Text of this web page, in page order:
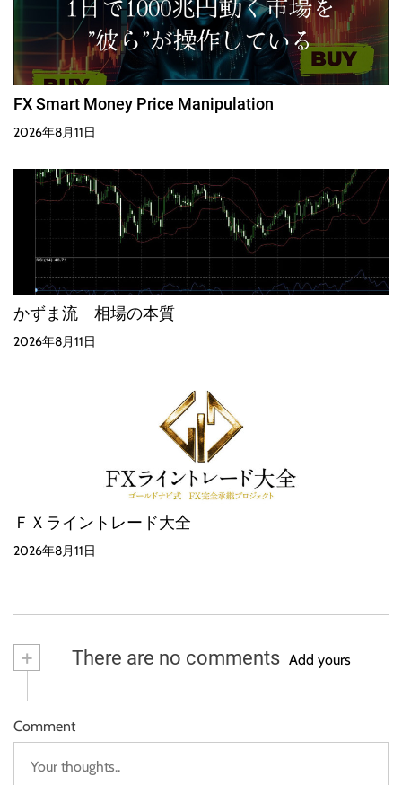
FX Smart Money Price Manipulation
2026年8月11日
かずま流 相場の本質
2026年8月11日
ＦＸライントレード大全
2026年8月11日
+ There are no comments Add yours
Comment